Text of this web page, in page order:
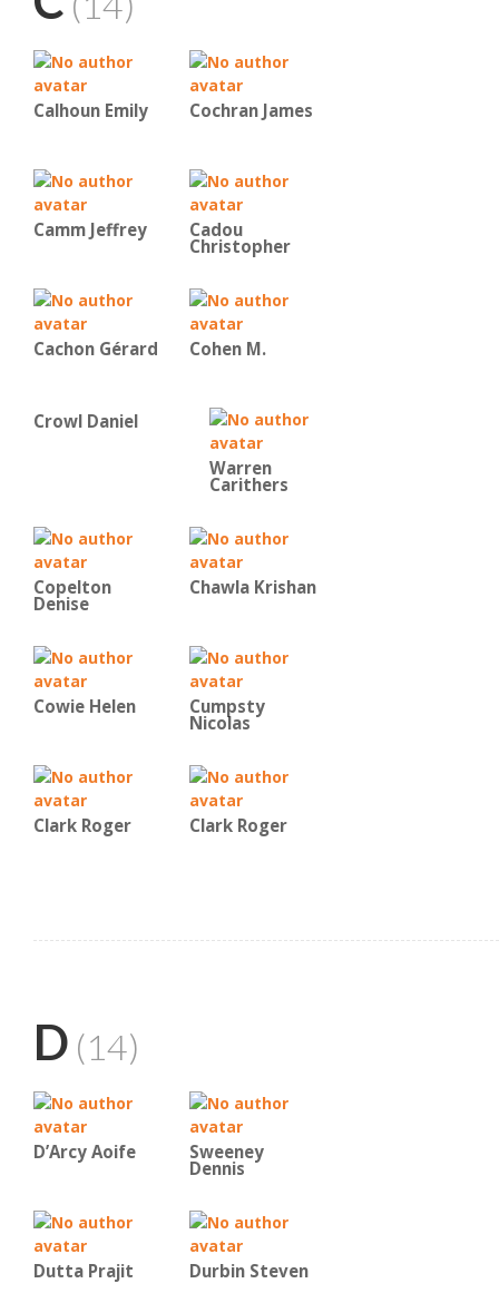
Calhoun Emily Cochran James
Camm Jeffrey Cadou
Christopher
Cachon Gérard Cohen M.
Crowl Daniel
Warren
Carithers
Copelton
Denise
Chawla Krishan
Cowie Helen Cumpsty
Nicolas
Clark Roger Clark Roger
D (14)
D’Arcy Aoife Sweeney
Dennis
Dutta Prajit Durbin Steven